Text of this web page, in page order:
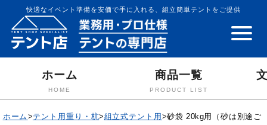
快適なイベント準備を安価で手に入れる、組立簡単テントをご提供
ホーム
HOME
商品一覧
PRODUCT LIST
ホーム >テント用重り・杭>組立式テント用 >砂袋 20kg用（砂は別途ご